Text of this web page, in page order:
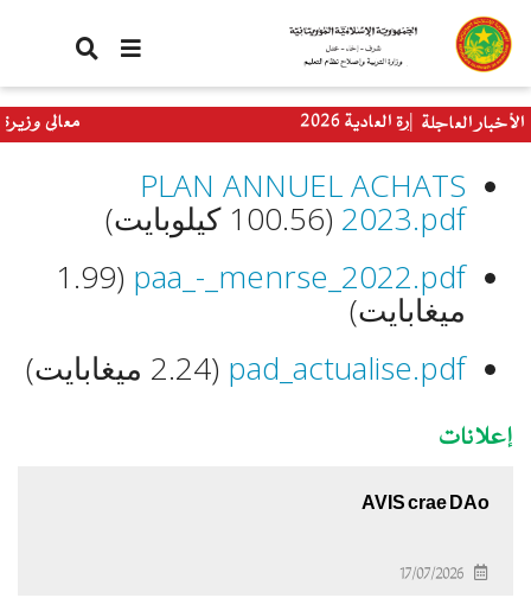
تجاوز
إلى
المحتوى
الرئيسي
الأخبار العاجلة
الدورة العادية 2026
معالي وزيرة
إعلانات
AVIS crae DAo
17/07/2026
PLAN ANNUEL ACHATS
2023.pdf (100.56 كيلوبايت)
paa_-_menrse_2022.pdf
(1.99
ميغابايت)
pad_actualise.pdf (2.24 ميغابايت)